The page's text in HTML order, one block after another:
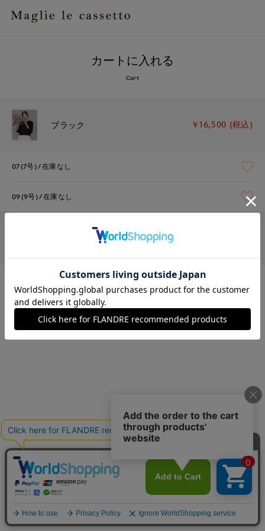
カートに入れる
Cart
ブラック ￥16,500 (税込)
07(7号) 在庫なし
09(9号) 在庫なし
オフホワイト
在庫なし
09(9号) 残りわずか